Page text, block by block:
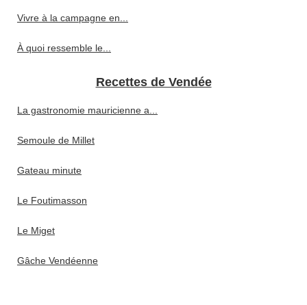
Vivre à la campagne en...
À quoi ressemble le...
Recettes de Vendée
La gastronomie mauricienne a...
Semoule de Millet
Gateau minute
Le Foutimasson
Le Miget
Gâche Vendéenne